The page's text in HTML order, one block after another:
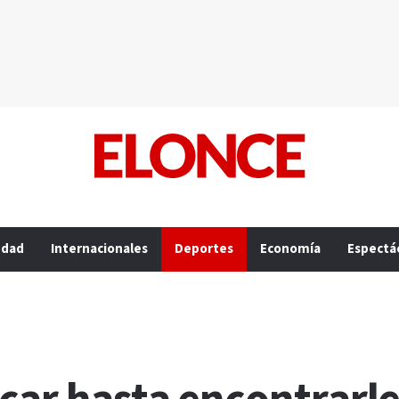
Internacionales Deportes Economía